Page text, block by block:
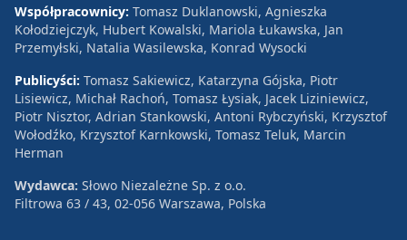
Współpracownicy: Tomasz Duklanowski, Agnieszka
Kołodziejczyk, Hubert Kowalski, Mariola Łukawska, Jan
Przemyłski, Natalia Wasilewska, Konrad Wysocki
Publicyści: Tomasz Sakiewicz, Katarzyna Gójska, Piotr
Lisiewicz, Michał Rachoń, Tomasz Łysiak, Jacek Liziniewicz,
Piotr Nisztor, Adrian Stankowski, Antoni Rybczyński, Krzysztof
Wołodźko, Krzysztof Karnkowski, Tomasz Teluk, Marcin
Herman
Wydawca: Słowo Niezależne Sp. z o.o.
Filtrowa 63 / 43, 02-056 Warszawa, Polska